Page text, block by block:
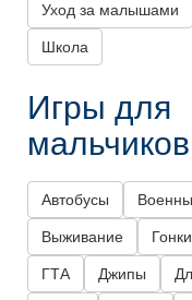
Уход за малышами
Школа
Игры для
мальчиков
Автобусы
Выживание Гонки
ГТА Джипы